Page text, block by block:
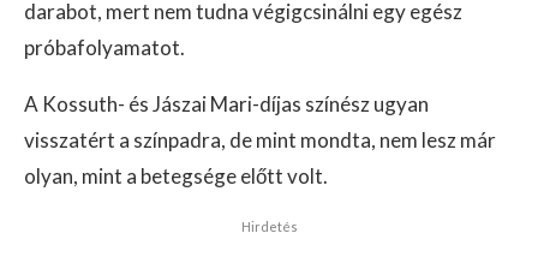
darabot, mert nem tudna végigcsinálni egy egész
próbafolyamatot.
A Kossuth- és Jászai Mari-díjas színész ugyan
visszatért a színpadra, de mint mondta, nem lesz már
olyan, mint a betegsége előtt volt.
Hirdetés